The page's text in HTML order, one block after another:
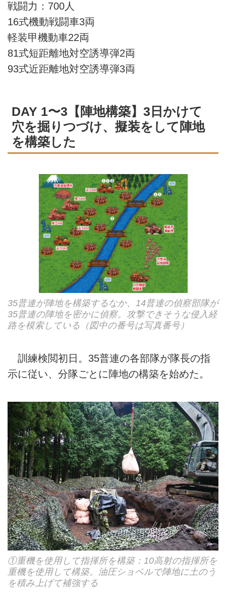
戦闘力：700人
16式機動戦闘車3両
軽装甲機動車22両
81式短距離地対空誘導弾2両
93式近距離地対空誘導弾3両
DAY 1〜3【陣地構築】3日かけて
穴を掘りつづけ、擬装をして陣地
を構築した
35普連が陣地を構築するなか、14普連の偵察部隊が
35普連の陣地を密かに偵察。攻撃できそうな侵入経
路を模索している（図中の番号は写真番号）
訓練検閲初日。35普連の各部隊が隊長の指
示に従い、分隊ごとに陣地の構築を始めた。
①重機を使用して指揮所を構築：10高射の指揮所を
重機を使用して構築。油圧ショベルで陣地に土のう
を積み上げて補強する